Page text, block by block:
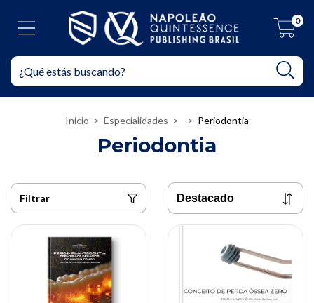
0
Inicio > Especialidades > > Periodontia
Periodontia
Filtrar